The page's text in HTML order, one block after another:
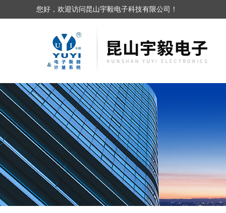
您好，欢迎访问昆山宇毅电子科技有限公司！